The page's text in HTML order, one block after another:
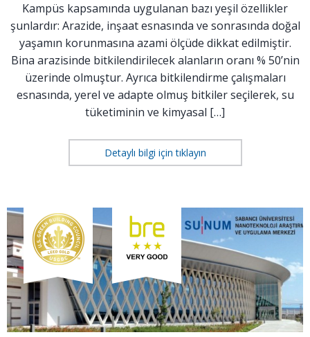
Kampüs kapsamında uygulanan bazı yeşil özellikler
şunlardır: Arazide, inşaat esnasında ve sonrasında doğal
yaşamın korunmasına azami ölçüde dikkat edilmiştir.
Bina arazisinde bitkilendirilecek alanların oranı % 50’nin
üzerinde olmuştur. Ayrıca bitkilendirme çalışmaları
esnasında, yerel ve adapte olmuş bitkiler seçilerek, su
tüketiminin ve kimyasal […]
Detaylı bilgi için tıklayın